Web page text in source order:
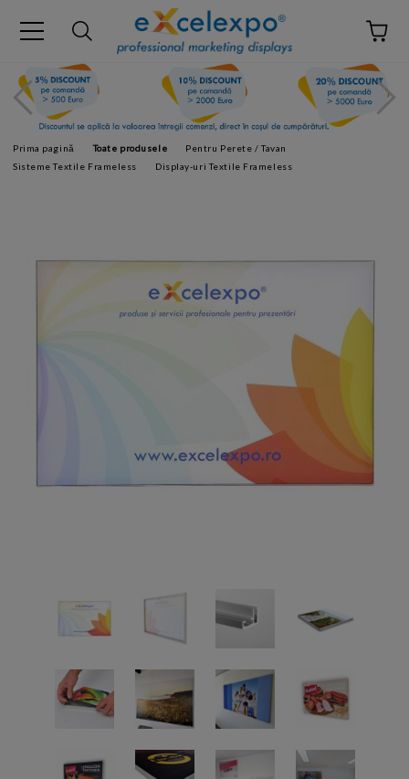
Prima pagină Toate produsele
Pentru Perete / Tavan
Sisteme Textile Frameless
Display-uri Textile Frameless